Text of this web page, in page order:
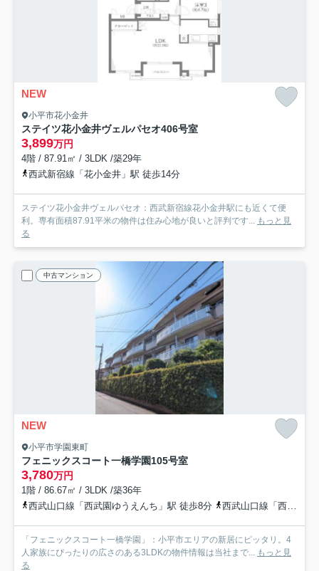
NEW
小平市花小金井
ステイツ花小金井ヴェルパセオ406号室
3,899万円
4階 / 87.91㎡ / 3LDK /築29年
西武新宿線「花小金井」駅 徒歩14分
ステイツ花小金井ヴェルパセオ：西武新宿線花小金井駅にも近くて便
利。専有面積87.91平米の物件は住み心地が良いと評判です... もっと見
る
中古マンション
NEW
小平市学園東町
フェニックスコート一橋学園105号室
3,780万円
1階 / 86.67㎡ / 3LDK /築36年
西武山口線「西武園ゆうえんち」駅 徒歩8分
西武山口線「西武球場前」駅 徒歩18分
「フェニックスコート一橋学園」：小平市エリアの新居にピッタリ。4
人家族にぴったりの広さのある3LDKの物件情報は当社まで... もっと見
る